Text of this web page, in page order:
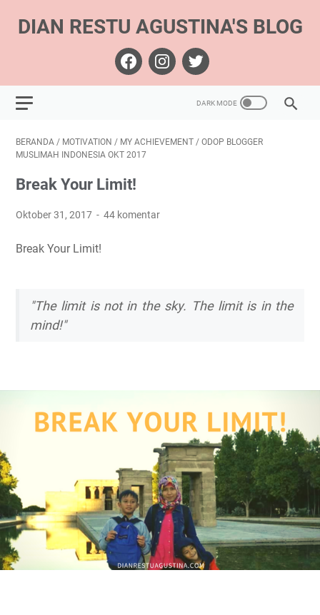
DIAN RESTU AGUSTINA'S BLOG
BERANDA / MOTIVATION / MY ACHIEVEMENT / ODOP BLOGGER
MUSLIMAH INDONESIA OKT 2017
Break Your Limit!
Oktober 31, 2017 44 komentar
Break Your Limit!
"The limit is not in the sky. The limit is in the
mind!"